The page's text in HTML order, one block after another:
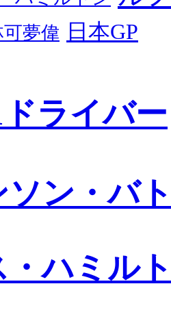
夢偉 日本GP
ライバー
ソン・バ
・ハミル